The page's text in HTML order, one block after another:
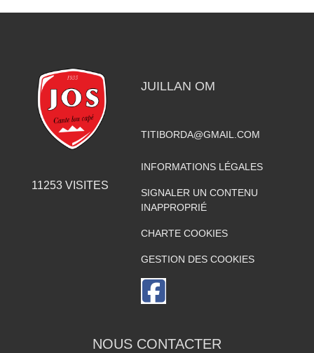
11253 VISITES
JUILLAN OM
TITIBORDA@GMAIL.COM
INFORMATIONS LÉGALES
SIGNALER UN CONTENU
INAPPROPRIÉ
CHARTE COOKIES
GESTION DES COOKIES
NOUS CONTACTER